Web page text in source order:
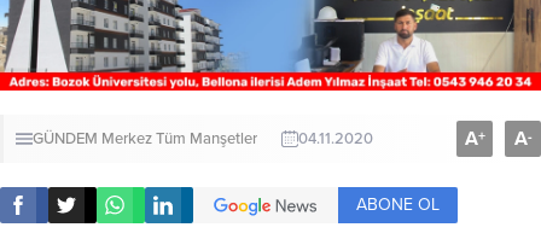
GÜNDEM MerkezTüm Manşetler 04.11.2020 A+ A-
ABONE OL